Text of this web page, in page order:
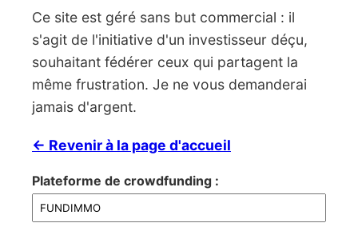
Ce site est géré sans but commercial : il
s'agit de l'initiative d'un investisseur déçu,
souhaitant fédérer ceux qui partagent la
même frustration. Je ne vous demanderai
jamais d'argent.
← Revenir à la page d'accueil
Plateforme de crowdfunding :